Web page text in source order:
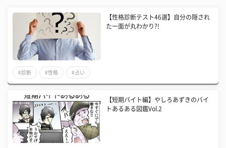
【性格診断テスト46選】自分の隠され
た一面が丸わかり?!
#診断 #性格 #占い
【短期バイト編】やしろあずきのバイ
トあるある図鑑Vol.2